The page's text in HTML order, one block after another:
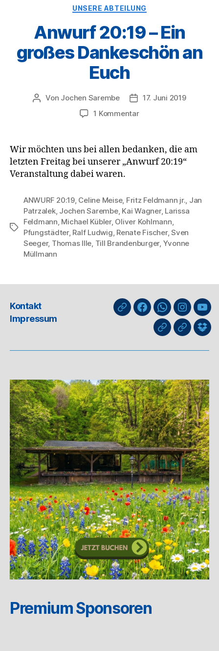
Kategorien
UNSERE ABTEILUNG
Anwurf 20:19 – Ein
großes Dankeschön an
Euch
Beitragsautor
Von Jochen Sarembe Veröffentlichungsdatum
17. Juni 2019
1 Kommentarzu
–
großes
Euch
Wir möchten uns bei allen bedanken, die am
letzten Freitag bei unserer „Anwurf 20:19“
Veranstaltung dabei waren.
Schlagwörter
ANWURF 20:19, Celine Meise, Fritz Feldmann jr., Jan
Patrzalek, Jochen Sarembe, Kai Wagner, Larissa
Feldmann, Michael Kübler, Oliver Kohlmann,
Pfungstädter, Ralf Ludwig, Renate Fischer,Sven
Seeger, Thomas Ille, Till Brandenburger, Yvonne
Müllmann
Kontakt
Impressum
nuLigaFacebookWhatsApp-
Kanal
GIPHYThreads
Premium Sponsoren